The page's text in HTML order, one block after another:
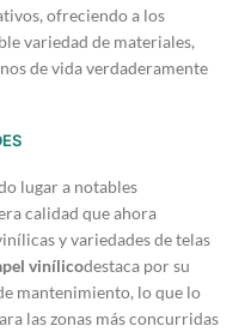
ofreciendo a los
variedad de materiales,
de vida verdaderamente
lugar a notables
calidad que ahora
y variedades de telas
vinílicodestaca por su
mantenimiento, lo que lo
las zonas más concurridas